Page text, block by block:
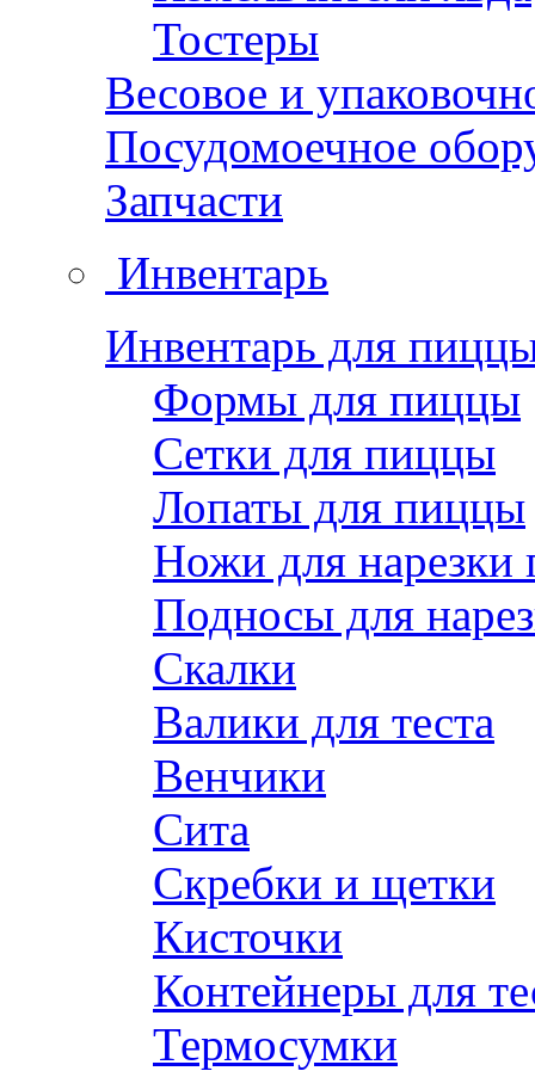
Тостеры
Весовое и
Посудомоечное
Запчасти
Инвентарь
Инвентарь для
Формы для пиццы
Сетки для пиццы
Лопаты для пиццы
Ножи для нарезки
Подносы для
Скалки
Валики для теста
Венчики
Сита
Скребки и щетки
Кисточки
Контейнеры для
Термосумки